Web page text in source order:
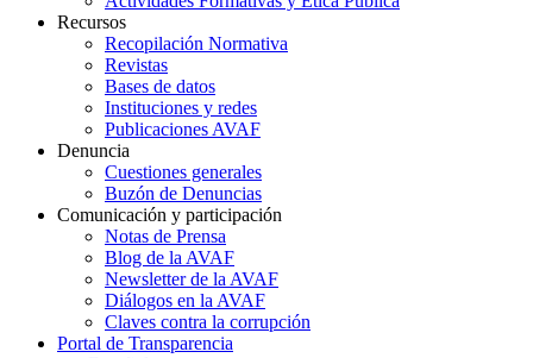
Recursos
Recopilación Normativa
Revistas
Bases de datos
Instituciones y redes
Publicaciones AVAF
Denuncia
Cuestiones generales
Buzón de Denuncias
Comunicación y participación
Notas de Prensa
Blog de la AVAF
Newsletter de la AVAF
Diálogos en la AVAF
Claves contra la corrupción
Portal de Transparencia